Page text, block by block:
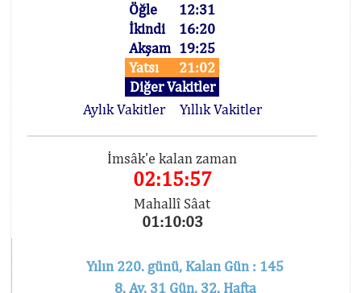
Öğle
12:31
İkindi
16:20
Akşam 19:25
Yatsı
21:02
Diğer Vakitler
Aylık Vakitler
Yıllık Vakitler
İmsâk'e kalan zaman
02:15:57
Mahallî Sâat
01:10:03
Yılın 220. günü, Kalan Gün : 145
8. Ay, 31 Gün, 32. Hafta